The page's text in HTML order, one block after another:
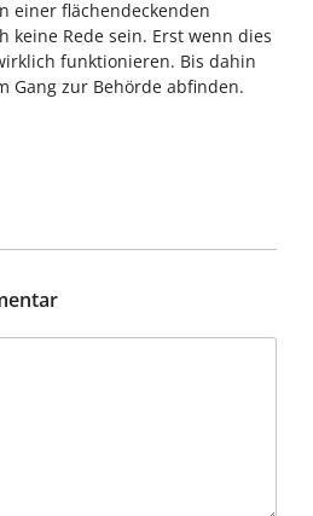
einer flächendeckenden
keine Rede sein. Erst wenn dies
funktionieren. Bis dahin
Gang zur Behörde abfinden.